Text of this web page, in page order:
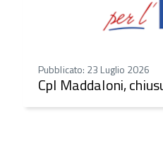
Pubblicato: 23 Luglio 2026
CpI Maddaloni,